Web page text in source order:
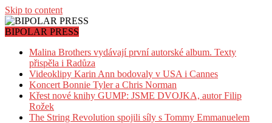
Skip to content
BIPOLAR PRESS
Malina Brothers vydávají první autorské album. Texty
přispěla i Radůza
Videoklipy Karin Ann bodovaly v USA i Cannes
Koncert Bonnie Tyler a Chris Norman
Křest nové knihy GUMP: JSME DVOJKA, autor Filip
Rožek
The String Revolution spojili síly s Tommy Emmanuelem